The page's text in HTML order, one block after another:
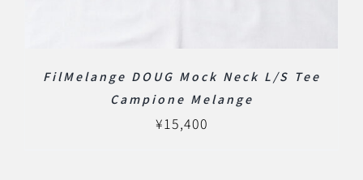
FilMelange DOUG Mock Neck L/S Tee
Campione Melange
¥15,400